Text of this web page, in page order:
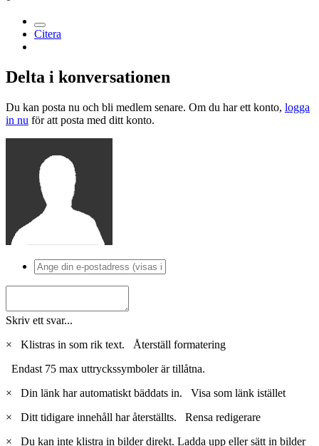
Citera
Delta i konversationen
Du kan posta nu och bli medlem senare. Om du har ett konto, logga
in nu för att posta med ditt konto.
Skriv ett svar...
×
Klistras in som rik text. Återställ formatering
Endast 75 max uttryckssymboler är tillåtna.
×
Din länk har automatiskt bäddats in. Visa som länk istället
×
Ditt tidigare innehåll har återställts. Rensa redigerare
×
Du kan inte klistra in bilder direkt. Ladda upp eller sätt in bilder